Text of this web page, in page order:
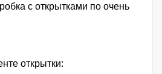
с открытками по очень
открытки: